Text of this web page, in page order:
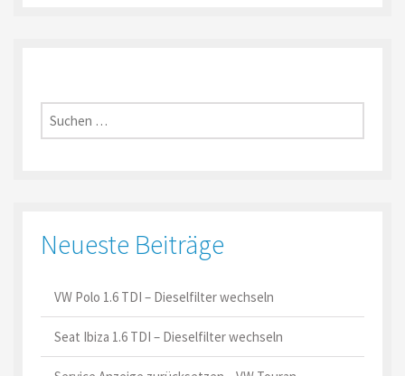
Suche
nach:
Neueste Beiträge
VW Polo 1.6 TDI – Dieselfilter wechseln
Seat Ibiza 1.6 TDI – Dieselfilter wechseln